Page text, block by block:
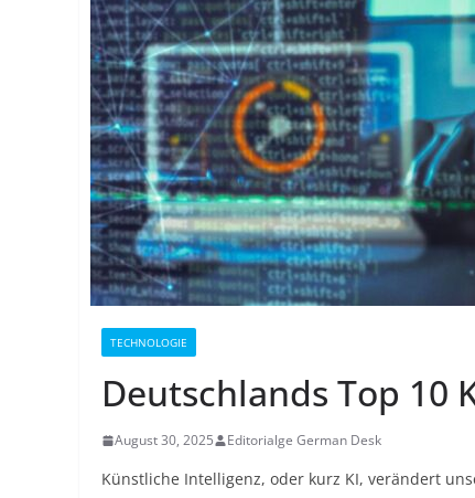
TECHNOLOGIE
Deutschlands Top 10
August 30, 2025 Editorialge German Desk
Künstliche Intelligenz, oder kurz KI, verändert